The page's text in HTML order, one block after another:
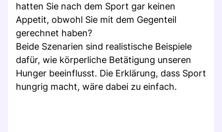
hatten Sie nach dem Sport gar keinen
Appetit, obwohl Sie mit dem Gegenteil
gerechnet haben?
Beide Szenarien sind realistische Beispiele
dafür, wie körperliche Betätigung unseren
Hunger beeinflusst. Die Erklärung, dass Sport
hungrig macht, wäre dabei zu einfach.